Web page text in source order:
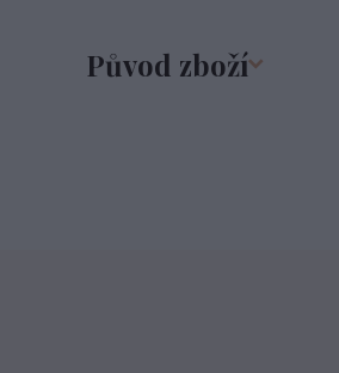
Původ zboží